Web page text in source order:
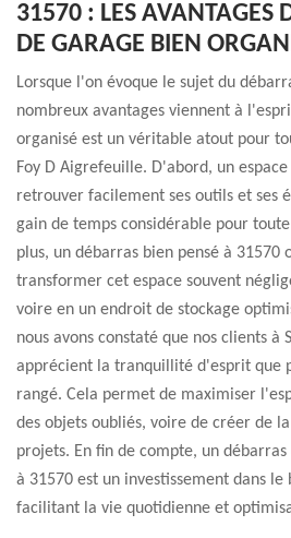
31570 : LES AVANTAGES
DE GARAGE BIEN
Lorsque l'on évoque le sujet du
nombreux avantages viennent à
organisé est un véritable atout pour
Foy D Aigrefeuille. D'abord, un
retrouver facilement ses outils et ses
gain de temps considérable pour
plus, un débarras bien pensé à 31570
transformer cet espace souvent
voire en un endroit de stockage
nous avons constaté que nos clients à
apprécient la tranquillité d'esprit que
rangé. Cela permet de maximiser
des objets oubliés, voire de créer de
projets. En fin de compte, un
à 31570 est un investissement dans
facilitant la vie quotidienne et